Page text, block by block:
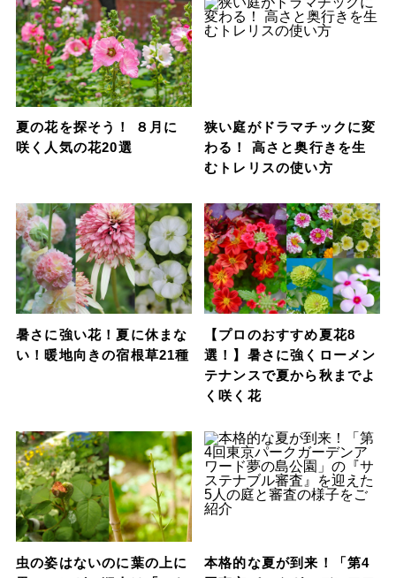
夏の花を探そう！ ８月に
咲く人気の花20選
狭い庭がドラマチックに変
わる！ 高さと奥行きを生
むトレリスの使い方
暑さに強い花！夏に休まな
い！暖地向きの宿根草21種
【プロのおすすめ夏花8
選！】暑さに強くローメン
テナンスで夏から秋までよ
く咲く花
虫の姿はないのに葉の上に
本格的な夏が到来！「第4